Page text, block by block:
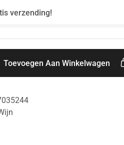
verzending!
Toevoegen Aan Winkelwagen